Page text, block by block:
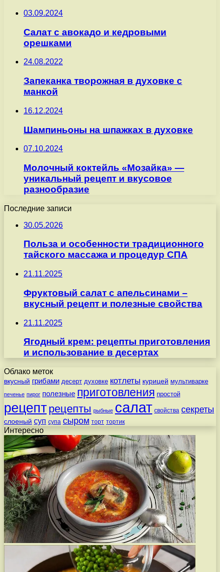
03.09.2024
Салат с авокадо и кедровыми
орешками
24.08.2022
Запеканка творожная в духовке с
манкой
16.12.2024
Шампиньоны на шпажках в духовке
07.10.2024
Молочный коктейль «Мозайка» —
уникальный рецепт и вкусовое
разнообразие
Последние записи
30.05.2026
Польза и особенности традиционного
тайского массажа и процедур СПА
21.11.2025
Фруктовый салат с апельсинами –
вкусный рецепт и полезные свойства
21.11.2025
Ягодный крем: рецепты приготовления
и использование в десертах
Облако меток
вкусный грибами десерт духовке котлеты курицей мультиварке
печенье пирог полезные приготовления простой
рецепт рецепты рыбные салат свойства секреты
слоеный суп супа сыром торт тортик
Интересно